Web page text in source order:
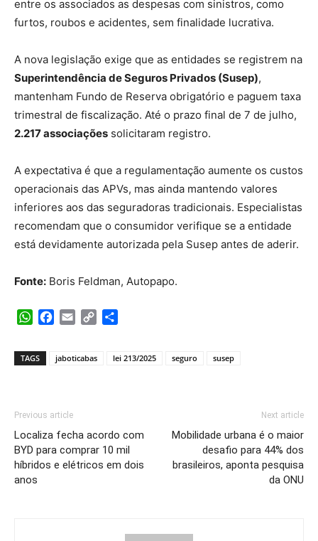
entre os associados as despesas com sinistros, como
furtos, roubos e acidentes, sem finalidade lucrativa.
A nova legislação exige que as entidades se registrem na
Superintendência de Seguros Privados (Susep),
mantenham Fundo de Reserva obrigatório e paguem taxa
trimestral de fiscalização. Até o prazo final de 7 de julho,
2.217 associações solicitaram registro.
A expectativa é que a regulamentação aumente os custos
operacionais das APVs, mas ainda mantendo valores
inferiores aos das seguradoras tradicionais. Especialistas
recomendam que o consumidor verifique se a entidade
está devidamente autorizada pela Susep antes de aderir.
Fonte: Boris Feldman, Autopapo.
WhatsApp
Facebook
Email Copy
TAGS jaboticabas lei 213/2025 seguro susep
Previous article
Localiza fecha acordo com
BYD para comprar 10 mil
híbridos e elétricos em dois
anos
Next article
Mobilidade urbana é o maior
desafio para 44% dos
brasileiros, aponta pesquisa
da ONU